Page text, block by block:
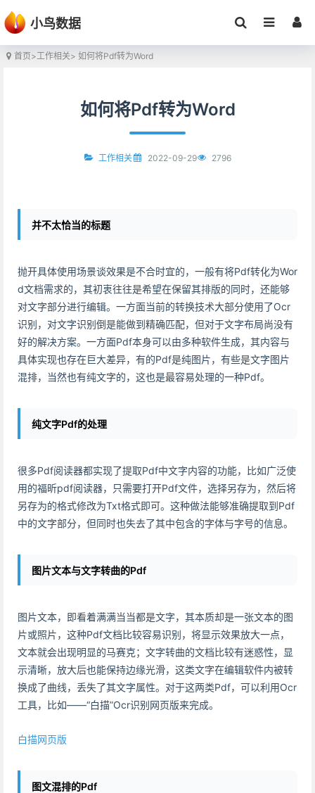
小鸟数据
首页>工作相关> 如何将Pdf转为Word
如何将Pdf转为Word
工作相关 2022-09-29 2796
并不太恰当的标题
抛开具体使用场景谈效果是不合时宜的，一般有将Pdf转化为Wor
d文档需求的，其初衷往往是希望在保留其排版的同时，还能够
对文字部分进行编辑。一方面当前的转换技术大部分使用了Ocr
识别，对文字识别倒是能做到精确匹配，但对于文字布局尚没有
好的解决方案。一方面Pdf本身可以由多种软件生成，其内容与
具体实现也存在巨大差异，有的Pdf是纯图片，有些是文字图片
混排，当然也有纯文字的，这也是最容易处理的一种Pdf。
纯文字Pdf的处理
很多Pdf阅读器都实现了提取Pdf中文字内容的功能，比如广泛使
用的福昕pdf阅读器，只需要打开Pdf文件，选择另存为，然后将
另存为的格式修改为Txt格式即可。这种做法能够准确提取到Pdf
中的文字部分，但同时也失去了其中包含的字体与字号的信息。
图片文本与文字转曲的Pdf
图片文本，即看着满满当当都是文字，其本质却是一张文本的图
片或照片，这种Pdf文档比较容易识别，将显示效果放大一点，
文本就会出现明显的马赛克；文字转曲的文档比较有迷惑性，显
示清晰，放大后也能保持边缘光滑，这类文字在编辑软件内被转
换成了曲线，丢失了其文字属性。对于这两类Pdf，可以利用Ocr
工具，比如——“白描”Ocr识别网页版来完成。
白描网页版
图文混排的Pdf